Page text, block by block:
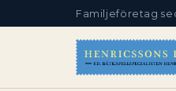
Familjeföretag